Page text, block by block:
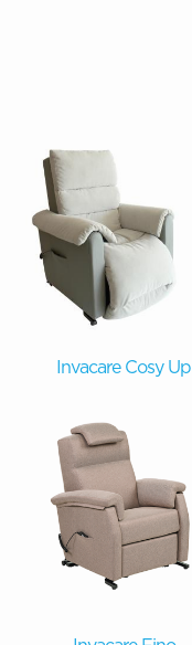
Invacare Cosy Up